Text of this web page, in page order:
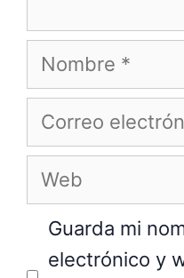
Nombre
Correo
electrónico
Web
Guarda mi
electrónico y